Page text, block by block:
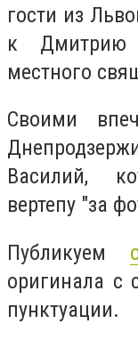
гости из
к
местного
Своими
Василий,
вертепу "за
Публикуем
оригинала с
пунктуации.